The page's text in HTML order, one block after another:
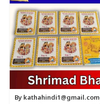
By kathahindi1@gmail.com